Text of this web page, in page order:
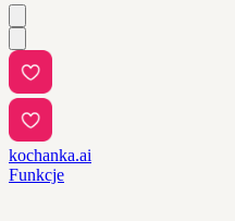
kochanka.ai
Funkcje